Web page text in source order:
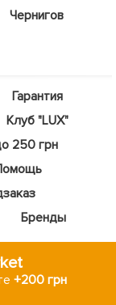
Чернигов
Гарантия
Клуб "LUX"
250 грн
Бренды
+200 грн